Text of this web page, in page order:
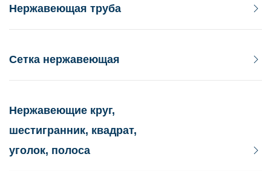
Нержавеющая труба
Сетка нержавеющая
Нержавеющие круг,
шестигранник, квадрат,
уголок, полоса